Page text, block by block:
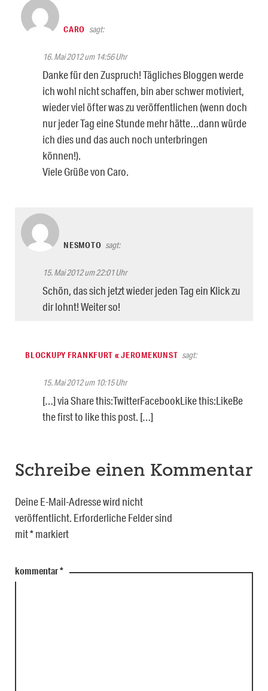
CARO sagt:
16. Mai 2012 um 14:56 Uhr
Danke für den Zuspruch! Tägliches Bloggen werde
ich wohl nicht schaffen, bin aber schwer motiviert,
wieder viel öfter was zu veröffentlichen (wenn doch
nur jeder Tag eine Stunde mehr hätte…dann würde
ich dies und das auch noch unterbringen
können!).
Viele Grüße von Caro.
NESMOTO sagt:
15. Mai 2012 um 22:01 Uhr
Schön, das sich jetzt wieder jeden Tag ein Klick zu
dir lohnt! Weiter so!
BLOCKUPY FRANKFURT « JEROMEKUNST sagt:
15. Mai 2012 um 10:15 Uhr
[…] via Share this:TwitterFacebookLike this:LikeBe
the first to like this post. […]
Schreibe einen Kommentar
Deine E-Mail-Adresse wird nicht
veröffentlicht. Erforderliche Felder sind
mit*markiert
kommentar*